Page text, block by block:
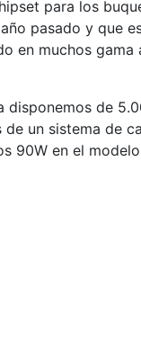
para los
pasado y que
en muchos gama
disponemos de
de un sistema de
90W en el